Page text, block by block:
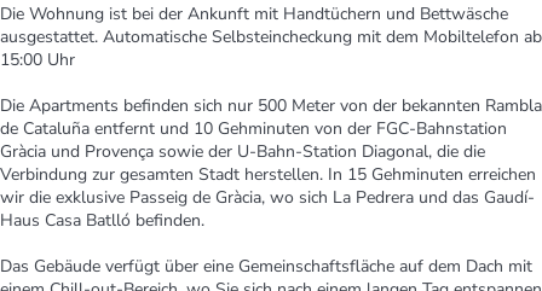
Die Wohnung ist bei der Ankunft mit Handtüchern und Bettwäsche
ausgestattet. Automatische Selbsteincheckung mit dem Mobiltelefon ab
15:00 Uhr
Die Apartments befinden sich nur 500 Meter von der bekannten Rambla
de Cataluña entfernt und 10 Gehminuten von der FGC-Bahnstation
Gràcia und Provença sowie der U-Bahn-Station Diagonal, die die
Verbindung zur gesamten Stadt herstellen. In 15 Gehminuten erreichen
wir die exklusive Passeig de Gràcia, wo sich La Pedrera und das Gaudí-
Haus Casa Batlló befinden.
Das Gebäude verfügt über eine Gemeinschaftsfläche auf dem Dach mit